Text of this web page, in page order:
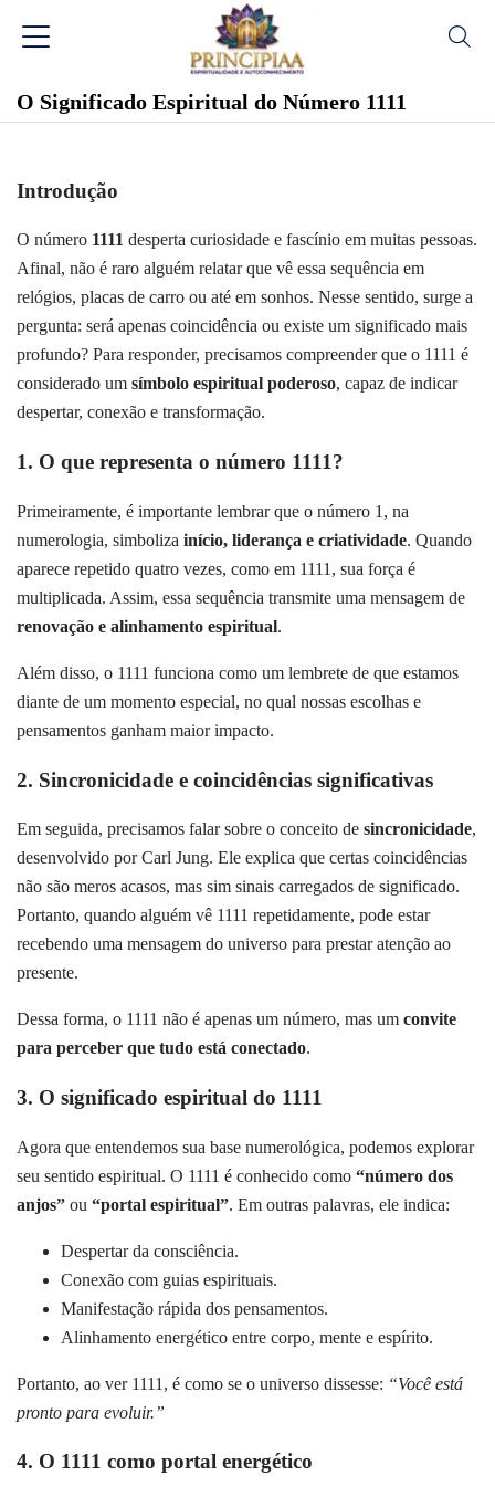
O Significado Espiritual do Número 1111
Introdução
O número 1111 desperta curiosidade e fascínio em muitas pessoas.
Afinal, não é raro alguém relatar que vê essa sequência em
relógios, placas de carro ou até em sonhos. Nesse sentido, surge a
pergunta: será apenas coincidência ou existe um significado mais
profundo? Para responder, precisamos compreender que o 1111 é
considerado um símbolo espiritual poderoso, capaz de indicar
despertar, conexão e transformação.
1. O que representa o número 1111?
Primeiramente, é importante lembrar que o número 1, na
numerologia, simboliza início, liderança e criatividade. Quando
aparece repetido quatro vezes, como em 1111, sua força é
multiplicada. Assim, essa sequência transmite uma mensagem de
renovação e alinhamento espiritual.
Além disso, o 1111 funciona como um lembrete de que estamos
diante de um momento especial, no qual nossas escolhas e
pensamentos ganham maior impacto.
2. Sincronicidade e coincidências significativas
Em seguida, precisamos falar sobre o conceito de sincronicidade,
desenvolvido por Carl Jung. Ele explica que certas coincidências
não são meros acasos, mas sim sinais carregados de significado.
Portanto, quando alguém vê 1111 repetidamente, pode estar
recebendo uma mensagem do universo para prestar atenção ao
presente.
Dessa forma, o 1111 não é apenas um número, mas um convite
para perceber que tudo está conectado.
3. O significado espiritual do 1111
Agora que entendemos sua base numerológica, podemos explorar
seu sentido espiritual. O 1111 é conhecido como “número dos
anjos” ou “portal espiritual”. Em outras palavras, ele indica:
Despertar da consciência.
Conexão com guias espirituais.
Manifestação rápida dos pensamentos.
Alinhamento energético entre corpo, mente e espírito.
Portanto, ao ver 1111, é como se o universo dissesse: “Você está
pronto para evoluir.”
4. O 1111 como portal energético